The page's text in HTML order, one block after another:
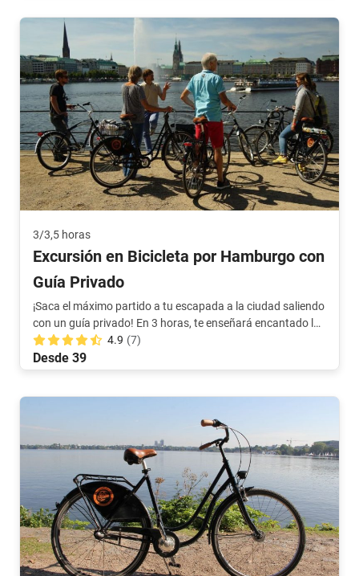
3/3,5 horas
Excursión en Bicicleta por Hamburgo con
Guía Privado
¡Saca el máximo partido a tu escapada a la ciudad saliendo
con un guía privado! En 3 horas, te enseñará encantado la
ciudad.
4.9 (7)
Desde 39